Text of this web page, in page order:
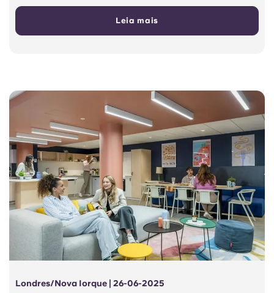
Leia mais
Londres/Nova Iorque | 26-06-2025